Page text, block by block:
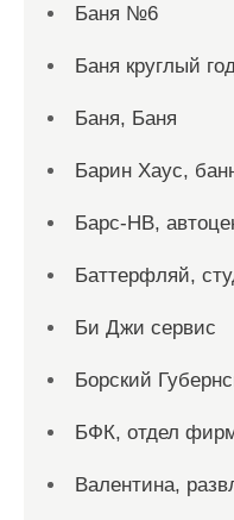
Баня №6
Баня круглый
Баня, Баня
Барин Хаус,
Барс-НВ,
Баттерфляй,
Би Джи сервис
Борский
БФК, отдел
Валентина,